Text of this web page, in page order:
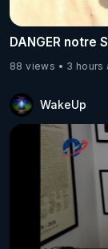
DANGER notre
88 views 3 hours
WakeUp